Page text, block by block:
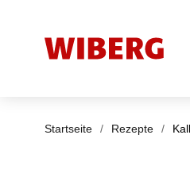
Startseite / Rezepte /